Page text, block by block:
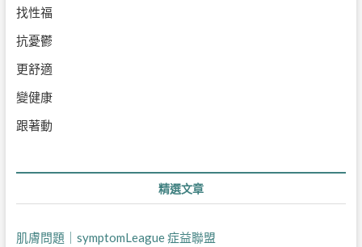
找性福
抗憂鬱
更舒適
變健康
跟著動
精選文章
肌膚問題｜symptomLeague 症益聯盟